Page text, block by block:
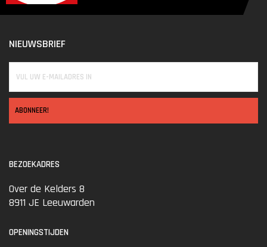
NIEUWSBRIEF
ABONNEER!
BEZOEKADRES
Over de Kelders 8
8911 JE Leeuwarden
OPENINGSTIJDEN